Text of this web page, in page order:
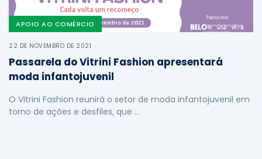
APOIO AO COMÉRCIO
22 DE NOVEMBRO DE 2021
Passarela do Vitrini Fashion apresentará
moda infantojuvenil
O Vitrini Fashion reunirá o setor de moda infantojuvenil em
torno de ações e desfiles, que …